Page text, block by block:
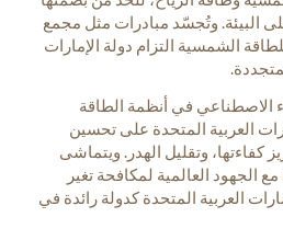
البيئة. وتُجسّد مبادرات مثل مجمع
الشمسية التزام دولة الإمارات
الاصطناعي في أنظمة الطاقة
العربية المتحدة على تحسين
كفاءتها، وتقليل الهدر. ويتماشى
الجهود العالمية لمكافحة تغير
العربية المتحدة كدولة رائدة في